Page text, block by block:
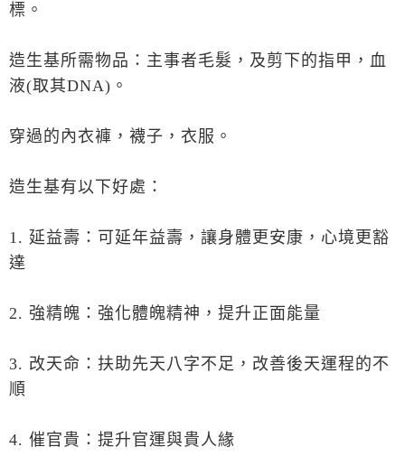
標。
造生基所需物品：主事者毛髮，及剪下的指甲，血
液(取其DNA)。
穿過的內衣褲，襪子，衣服。
造生基有以下好處：
1. 延益壽：可延年益壽，讓身體更安康，心境更豁
達
2. 強精魄：強化體魄精神，提升正面能量
3. 改天命：扶助先天八字不足，改善後天運程的不
順
4. 催官貴：提升官運與貴人緣